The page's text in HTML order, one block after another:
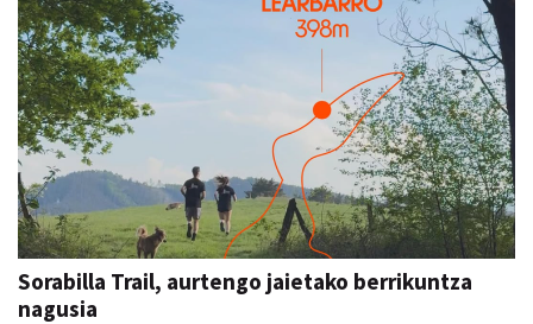
Sorabilla Trail, aurtengo jaietako berrikuntza
nagusia